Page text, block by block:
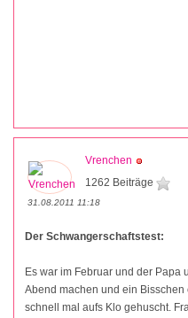
Vrenchen
1262 Beiträge
31.08.2011 11:18
Der Schwangerschaftstest:
Es war im Februar und der Papa
Abend machen und ein
schnell mal aufs Klo gehuscht.